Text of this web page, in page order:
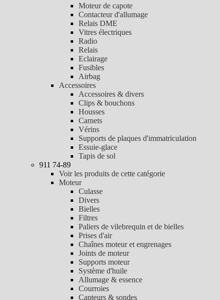
Moteur de capote
Contacteur d'allumage
Relais DME
Vitres électriques
Radio
Relais
Eclairage
Fusibles
Airbag
Accessoires
Accessoires & divers
Clips & bouchons
Housses
Carnets
Vérins
Supports de plaques d'immatriculation
Essuie-glace
Tapis de sol
911 74-89
Voir les produits de cette catégorie
Moteur
Culasse
Divers
Bielles
Filtres
Paliers de vilebrequin et de bielles
Prises d'air
Chaînes moteur et engrenages
Joints de moteur
Supports moteur
Système d'huile
Allumage & essence
Courroies
Capteurs & sondes